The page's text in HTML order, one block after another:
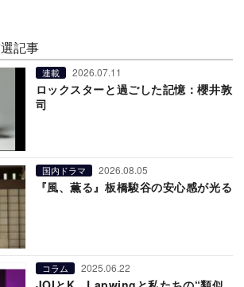
記事
連載 2026.07.11
ロックスターと過ごした記憶：櫻井敦
司
国内ドラマ 2026.08.05
『風、薫る』板橋駿谷の安心感が光る
コラム 2025.06.22